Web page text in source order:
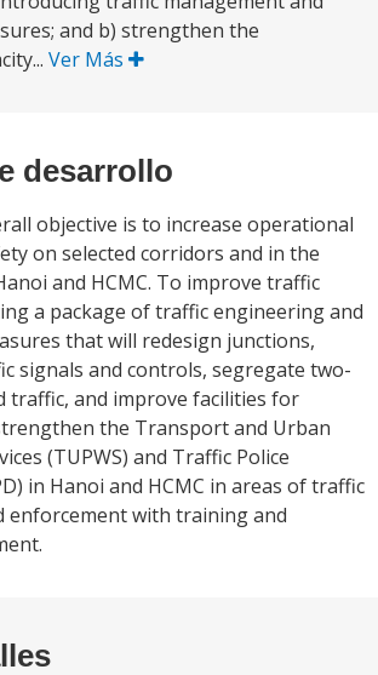
and b) strengthen the
Ver Más
desarrollo
objective is to increase operational
on selected corridors and in the
and HCMC. To improve traffic
a package of traffic engineering and
that will redesign junctions,
signals and controls, segregate two-
traffic, and improve facilities for
the Transport and Urban
(TUPWS) and Traffic Police
in Hanoi and HCMC in areas of traffic
enforcement with training and